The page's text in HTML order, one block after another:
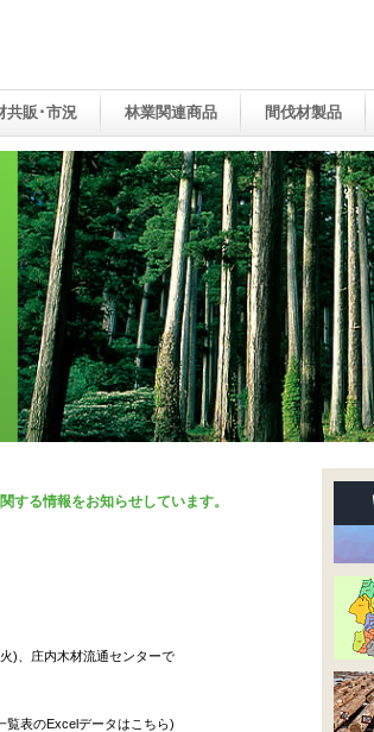
する情報をお知らせしています。
)、庄内木材流通センターで
覧表のExcelデータはこちら)
共販･市況 林業関連商品 間伐材製品